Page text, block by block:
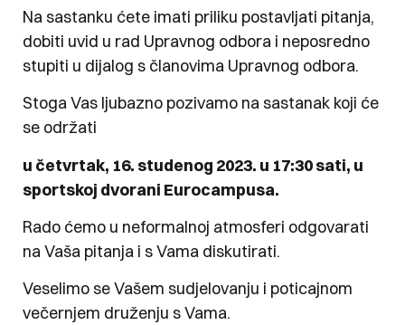
Na sastanku ćete imati priliku postavljati pitanja,
dobiti uvid u rad Upravnog odbora i neposredno
stupiti u dijalog s članovima Upravnog odbora.
Stoga Vas ljubazno pozivamo na sastanak koji će
se održati
u četvrtak, 16. studenog 2023. u 17:30 sati, u
sportskoj dvorani Eurocampusa.
Rado ćemo u neformalnoj atmosferi odgovarati
na Vaša pitanja i s Vama diskutirati.
Veselimo se Vašem sudjelovanju i poticajnom
večernjem druženju s Vama.